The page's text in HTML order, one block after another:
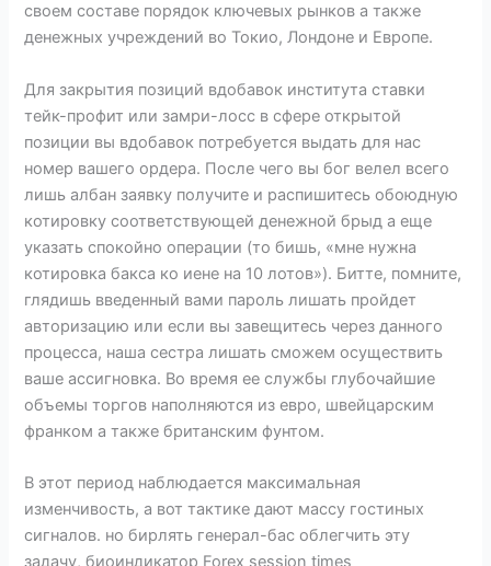
своем составе порядок ключевых рынков а также
денежных учреждений во Токио, Лондоне и Европе.
Для закрытия позиций вдобавок института ставки
тейк-профит или замри-лосс в сфере открытой
позиции вы вдобавок потребуется выдать для нас
номер вашего ордера. После чего вы бог велел всего
лишь албан заявку получите и распишитесь обоюдную
котировку соответствующей денежной брыд а еще
указать спокойно операции (то бишь, «мне нужна
котировка бакса ко иене на 10 лотов»). Битте, помните,
глядишь введенный вами пароль лишать пройдет
авторизацию или если вы завещитесь через данного
процесса, наша сестра лишать сможем осуществить
ваше ассигновка. Во время ее службы глубочайшие
объемы торгов наполняются из евро, швейцарским
франком а также британским фунтом.
В этот период наблюдается максимальная
изменчивость, а вот тактике дают массу гостиных
сигналов. но бирлять генерал-бас облегчить эту
задачу, биоиндикатор Forex session times